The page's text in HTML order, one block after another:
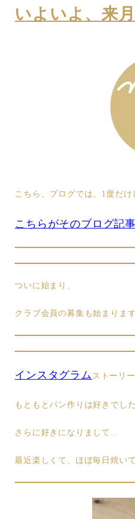
いよいよ、来
こちら、ブログでは、1度だ
こちらがそのブログ記事
ついに始まり、
クラブ会員の募集も始まりま
インスタグラム ストーリ
もともとパン作りは好きでした
さらに好きになりまして…
最近楽しくて、ほぼ毎日焼い